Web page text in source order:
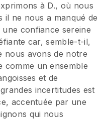
à D., où nous
il ne nous a manqué de
confiance sereine
car, semble-t-il,
nous avons de notre
comme un ensemble
et de
incertitudes est
accentuée par une
qui nous